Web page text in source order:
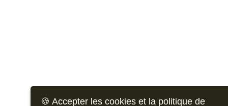
🍪 Accepter les cookies et la politique de